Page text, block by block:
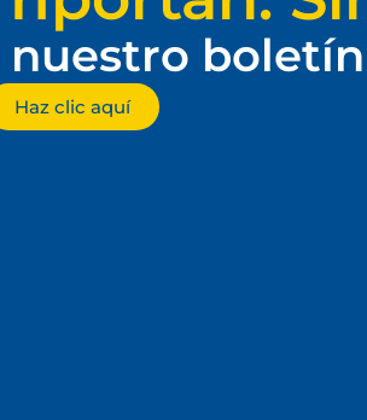
Haz clic aquí